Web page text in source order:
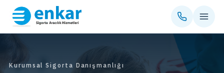
Kurumsal Sigorta Danışmanlığı